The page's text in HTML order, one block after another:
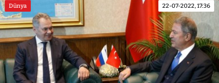
Dünya 22-07-2022, 17:36